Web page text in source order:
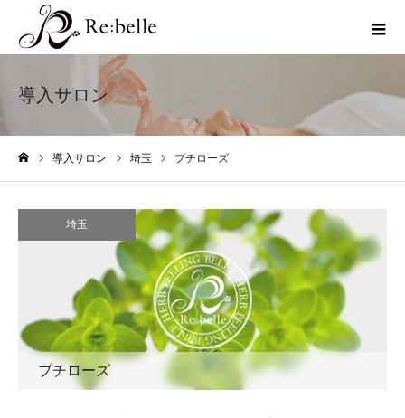
導入サロン
導入サロン 埼玉 プチローズ
埼玉
プチローズ